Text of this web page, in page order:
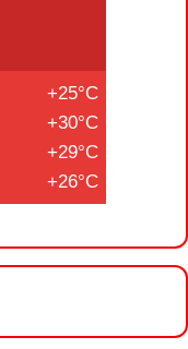
+25°C
+30°C
+29°C
+26°C